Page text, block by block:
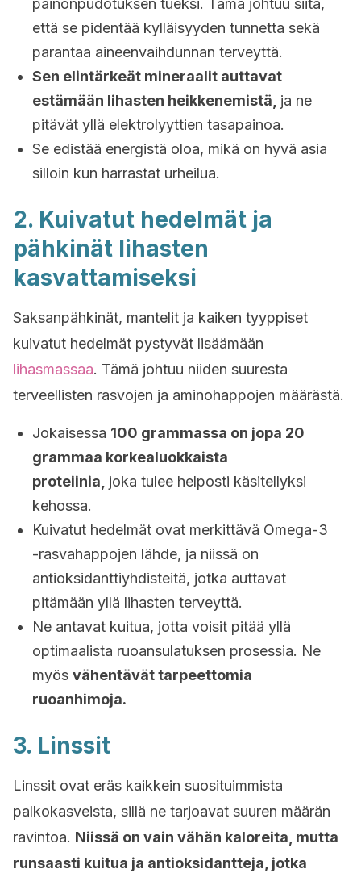
painonpudotuksen tueksi. Tämä johtuu siitä,
että se pidentää kylläisyyden tunnetta sekä
parantaa aineenvaihdunnan terveyttä.
Sen elintärkeät mineraalit auttavat
estämään lihasten heikkenemistä, ja ne
pitävät yllä elektrolyyttien tasapainoa.
Se edistää energistä oloa, mikä on hyvä asia
silloin kun harrastat urheilua.
2. Kuivatut hedelmät ja
pähkinät lihasten
kasvattamiseksi
Saksanpähkinät, mantelit ja kaiken tyyppiset
kuivatut hedelmät pystyvät lisäämään
lihasmassaa. Tämä johtuu niiden suuresta
terveellisten rasvojen ja aminohappojen määrästä.
Jokaisessa 100 grammassa on jopa 20
grammaa korkealuokkaista
proteiinia, joka tulee helposti käsitellyksi
kehossa.
Kuivatut hedelmät ovat merkittävä Omega-3
-rasvahappojen lähde, ja niissä on
antioksidanttiyhdisteitä, jotka auttavat
pitämään yllä lihasten terveyttä.
Ne antavat kuitua, jotta voisit pitää yllä
optimaalista ruoansulatuksen prosessia. Ne
myös vähentävät tarpeettomia
ruoanhimoja.
3. Linssit
Linssit ovat eräs kaikkein suosituimmista
palkokasveista, sillä ne tarjoavat suuren määrän
ravintoa. Niissä on vain vähän kaloreita, mutta
runsaasti kuitua ja antioksidantteja, jotka